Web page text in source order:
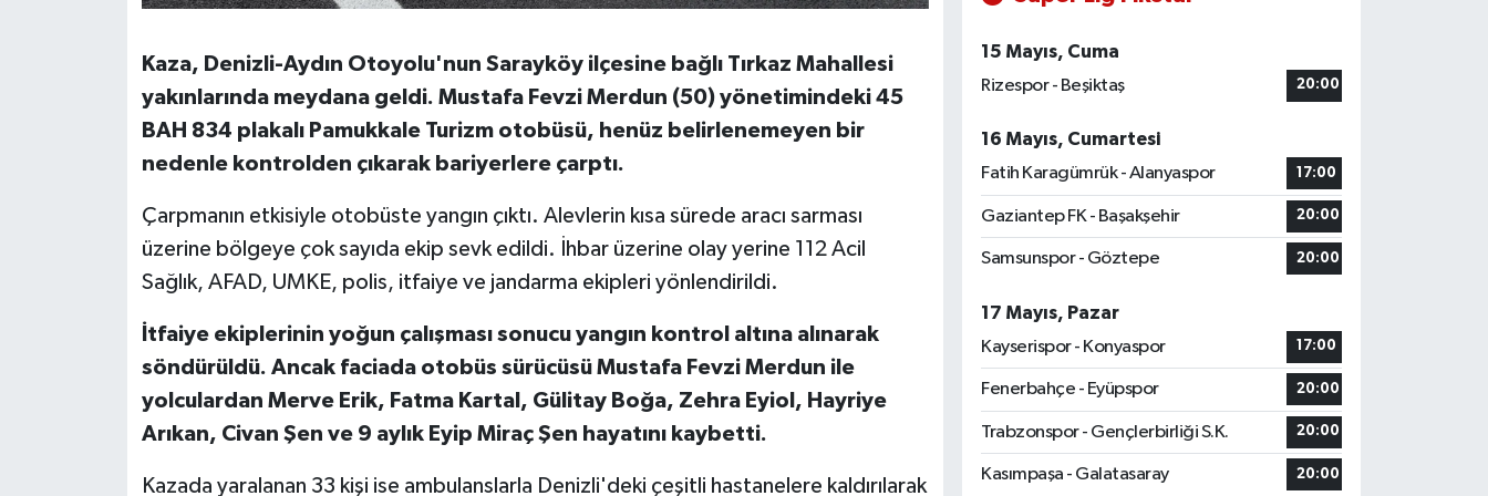
Kaza, Denizli-Aydın Otoyolu'nun Sarayköy ilçesine bağlı Tırkaz Mahallesi
yakınlarında meydana geldi. Mustafa Fevzi Merdun (50) yönetimindeki 45
BAH 834 plakalı Pamukkale Turizm otobüsü, henüz belirlenemeyen bir
nedenle kontrolden çıkarak bariyerlere çarptı.
Çarpmanın etkisiyle otobüste yangın çıktı. Alevlerin kısa sürede aracı sarması
üzerine bölgeye çok sayıda ekip sevk edildi. İhbar üzerine olay yerine 112 Acil
Sağlık, AFAD, UMKE, polis, itfaiye ve jandarma ekipleri yönlendirildi.
İtfaiye ekiplerinin yoğun çalışması sonucu yangın kontrol altına alınarak
söndürüldü. Ancak faciada otobüs sürücüsü Mustafa Fevzi Merdun ile
yolculardan Merve Erik, Fatma Kartal, Gülitay Boğa, Zehra Eyiol, Hayriye
Arıkan, Civan Şen ve 9 aylık Eyip Miraç Şen hayatını kaybetti.
Kazada yaralanan 33 kişi ise ambulanslarla Denizli'deki çeşitli hastanelere kaldırılarak
15 Mayıs, Cuma
Rizespor - Beşiktaş
20:00
16 Mayıs, Cumartesi
Fatih Karagümrük - Alanyaspor
17:00
Gaziantep FK - Başakşehir 20:00
Samsunspor - Göztepe 20:00
17 Mayıs, Pazar
Kayserispor - Konyaspor
17:00
Fenerbahçe - Eyüpspor 20:00
Trabzonspor - Gençlerbirliği S.K. 20:00
Kasımpaşa - Galatasaray 20:00
TARİHTE BUGÜN
TEKNOLOJİ